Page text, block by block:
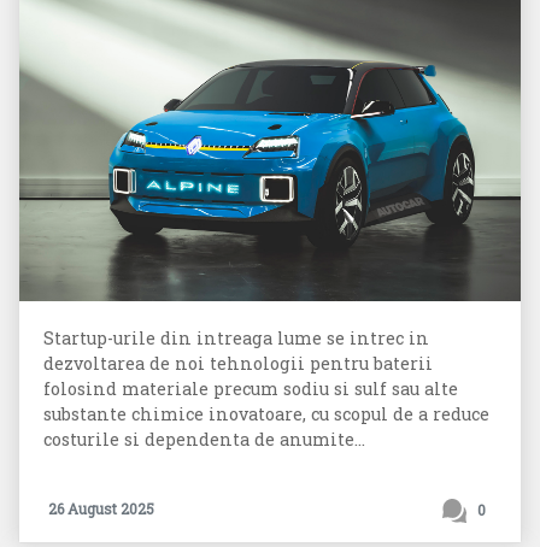
Startup-urile din intreaga lume se intrec in
dezvoltarea de noi tehnologii pentru baterii
folosind materiale precum sodiu si sulf sau alte
substante chimice inovatoare, cu scopul de a reduce
costurile si dependenta de anumite...
26 August 2025 0